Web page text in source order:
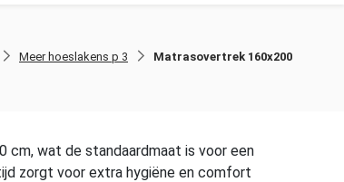
Meer hoeslakens p 3 Matrasovertrek 160x200
cm, wat de standaardmaat is voor een
zorgt voor extra hygiëne en comfort